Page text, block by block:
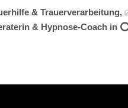
&
& Hypnose-Coach in